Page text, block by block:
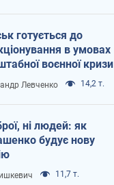
готується до
в умовах
воєнної кризи
Левченко 14,2 т.
ні людей: як
будує нову
11,7 т.